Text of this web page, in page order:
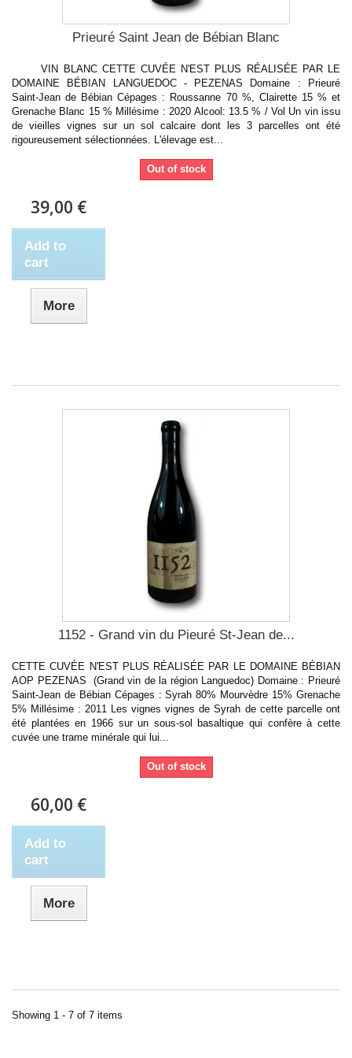
Prieuré Saint Jean de Bébian Blanc
VIN BLANC CETTE CUVÉE N'EST PLUS RÉALISÉE PAR LE
DOMAINE BÉBIAN LANGUEDOC - PEZENAS Domaine : Prieuré
Saint-Jean de Bébian Cépages : Roussanne 70 %, Clairette 15 % et
Grenache Blanc 15 % Millésime : 2020 Alcool: 13.5 % / Vol Un vin issu
de vieilles vignes sur un sol calcaire dont les 3 parcelles ont été
rigoureusement sélectionnées. L'élevage est...
Out of stock
39,00 €
Add to
cart
More
1152 - Grand vin du Pieuré St-Jean de...
CETTE CUVÉE N'EST PLUS RÉALISÉE PAR LE DOMAINE BÉBIAN
AOP PEZENAS (Grand vin de la région Languedoc) Domaine : Prieuré
Saint-Jean de Bébian Cépages : Syrah 80% Mourvèdre 15% Grenache
5% Millésime : 2011 Les vignes vignes de Syrah de cette parcelle ont
été plantées en 1966 sur un sous-sol basaltique qui confère à cette
cuvée une trame minérale qui lui...
Out of stock
60,00 €
Add to
cart
More
Showing 1 - 7 of 7 items